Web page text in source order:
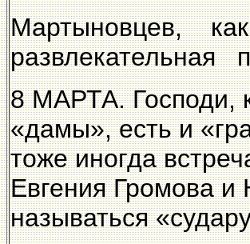
Мартыновцев,
развлекательная
8 МАРТА. Господи,
«дамы», есть и
тоже иногда
Евгения Громова
называться